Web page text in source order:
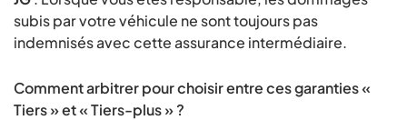
subis par votre véhicule ne sont toujours pas
indemnisés avec cette assurance intermédiaire.
Comment arbitrer pour choisir entre ces garanties «
Tiers » et « Tiers-plus » ?